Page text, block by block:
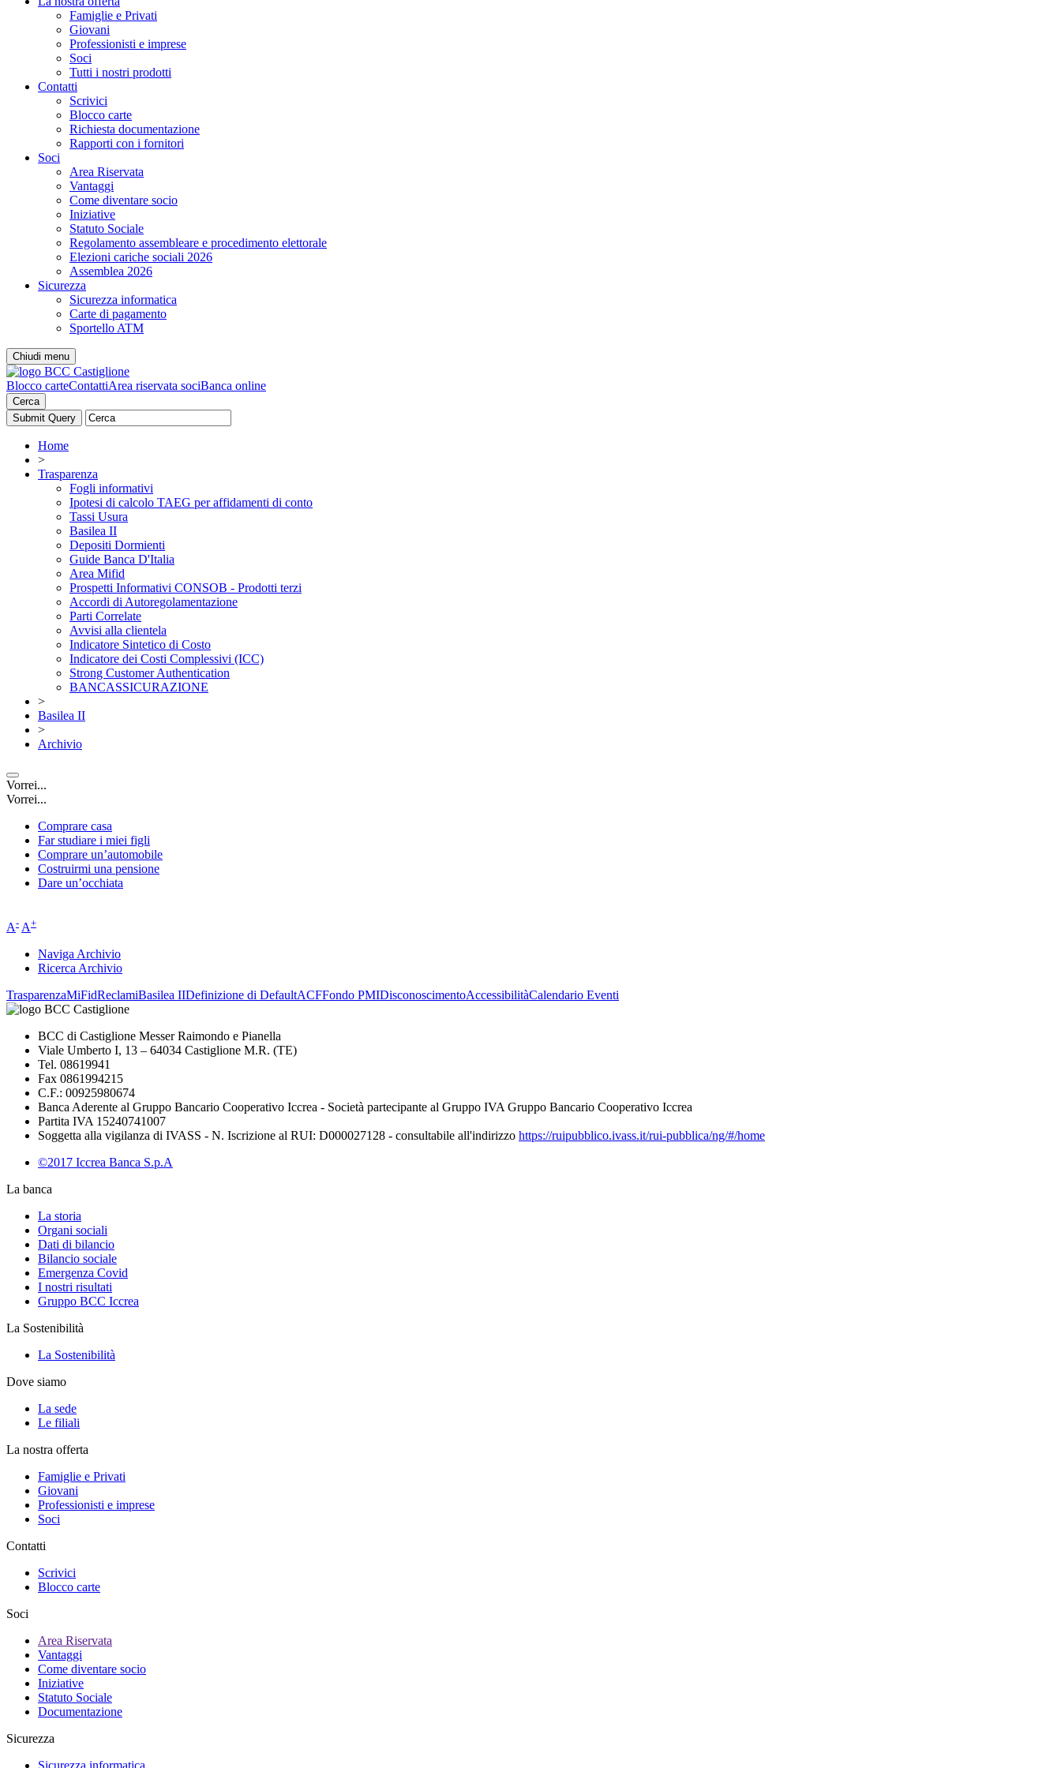
Famiglie e Privati
Giovani
Professionisti e imprese
Soci
Tutti i nostri prodotti
Contatti
Scrivici
Blocco carte
Richiesta documentazione
Rapporti con i fornitori
Soci
Area Riservata
Vantaggi
Come diventare socio
Iniziative
Statuto Sociale
Regolamento assembleare e procedimento elettorale
Elezioni cariche sociali 2026
Assemblea 2026
Sicurezza
Sicurezza informatica
Carte di pagamento
Sportello ATM
Chiudi menu
Blocco carteContattiArea riservata sociBanca online
Cerca
Home
>
Trasparenza
Fogli informativi
Ipotesi di calcolo TAEG per affidamenti di conto
Tassi Usura
Basilea II
Depositi Dormienti
Guide Banca D'Italia
Area Mifid
Prospetti Informativi CONSOB - Prodotti terzi
Accordi di Autoregolamentazione
Parti Correlate
Avvisi alla clientela
Indicatore Sintetico di Costo
Indicatore dei Costi Complessivi (ICC)
Strong Customer Authentication
BANCASSICURAZIONE
>
Basilea II
>
Archivio
Vorrei...
Vorrei...
Comprare casa
Far studiare i miei figli
Comprare un’automobile
Costruirmi una pensione
Dare un’occhiata
A- A+
Naviga Archivio
Ricerca Archivio
TrasparenzaMiFidReclamiBasilea IIDefinizione di DefaultACFFondo PMIDisconoscimentoAccessibilitàCalendario Eventi
BCC di Castiglione Messer Raimondo e Pianella
Viale Umberto I, 13 – 64034 Castiglione M.R. (TE)
Tel. 08619941
Fax 0861994215
C.F.: 00925980674
Banca Aderente al Gruppo Bancario Cooperativo Iccrea - Società partecipante al Gruppo IVA Gruppo Bancario Cooperativo Iccrea
Partita IVA 15240741007
Soggetta alla vigilanza di IVASS - N. Iscrizione al RUI: D000027128 - consultabile all'indirizzo https://ruipubblico.ivass.it/rui-pubblica/ng/#/home
©2017 Iccrea Banca S.p.A
La banca
La storia
Organi sociali
Dati di bilancio
Bilancio sociale
Emergenza Covid
I nostri risultati
Gruppo BCC Iccrea
La Sostenibilità
La Sostenibilità
Dove siamo
La sede
Le filiali
La nostra offerta
Famiglie e Privati
Giovani
Professionisti e imprese
Soci
Contatti
Scrivici
Blocco carte
Soci
Area Riservata
Vantaggi
Come diventare socio
Iniziative
Statuto Sociale
Documentazione
Sicurezza